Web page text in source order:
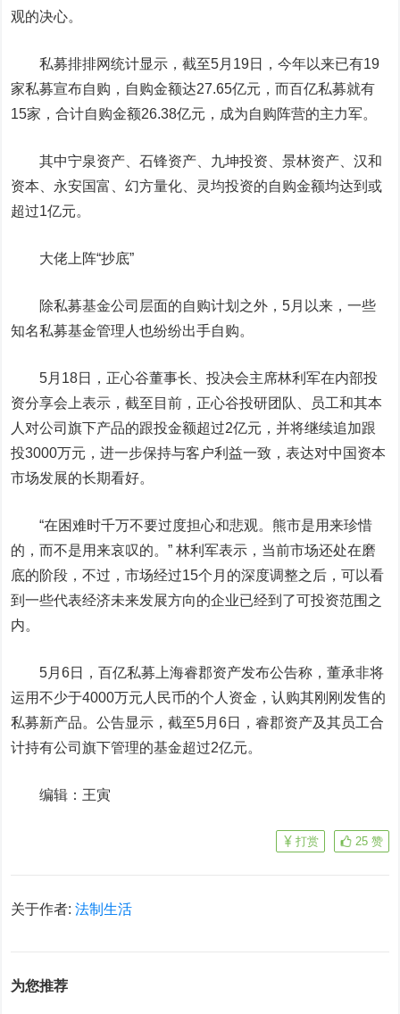
观的决心。
私募排排网统计显示，截至5月19日，今年以来已有19
家私募宣布自购，自购金额达27.65亿元，而百亿私募就有
15家，合计自购金额26.38亿元，成为自购阵营的主力军。
其中宁泉资产、石锋资产、九坤投资、景林资产、汉和
资本、永安国富、幻方量化、灵均投资的自购金额均达到或
超过1亿元。
大佬上阵“抄底”
除私募基金公司层面的自购计划之外，5月以来，一些
知名私募基金管理人也纷纷出手自购。
5月18日，正心谷董事长、投决会主席林利军在内部投
资分享会上表示，截至目前，正心谷投研团队、员工和其本
人对公司旗下产品的跟投金额超过2亿元，并将继续追加跟
投3000万元，进一步保持与客户利益一致，表达对中国资本
市场发展的长期看好。
“在困难时千万不要过度担心和悲观。熊市是用来珍惜
的，而不是用来哀叹的。” 林利军表示，当前市场还处在磨
底的阶段，不过，市场经过15个月的深度调整之后，可以看
到一些代表经济未来发展方向的企业已经到了可投资范围之
内。
5月6日，百亿私募上海睿郡资产发布公告称，董承非将
运用不少于4000万元人民币的个人资金，认购其刚刚发售的
私募新产品。公告显示，截至5月6日，睿郡资产及其员工合
计持有公司旗下管理的基金超过2亿元。
编辑：王寅
25 赞
打赏
关于作者:法制生活
为您推荐